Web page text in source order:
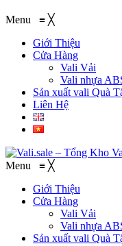
Menu ≡ ╳
Giới Thiệu
Cửa Hàng
Vali Vải
Vali nhựa
Sản xuất vali Quà
Liên Hệ
Menu ≡ ╳
Giới Thiệu
Cửa Hàng
Vali Vải
Vali nhựa
Sản xuất vali Quà